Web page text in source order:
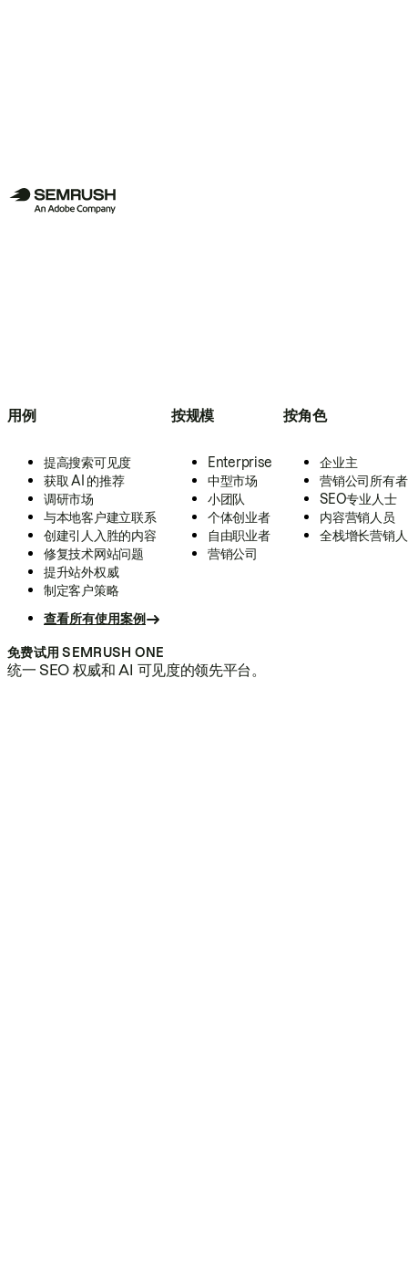
用例
提高搜索可见度
获取 AI 的推荐
调研市场
与本地客户建立联系
创建引人入胜的内容
修复技术网站问题
提升站外权威
制定客户策略
查看所有使用案例
按规模
Enterprise
中型市场
小团队
个体创业者
自由职业者
营销公司
按角色
企业主
营销公司所有者
SEO专业人士
内容营销人员
全栈增长营销
免费试用 SEMRUSH ONE
统一 SEO 权威和 AI 可见度的领先平台。